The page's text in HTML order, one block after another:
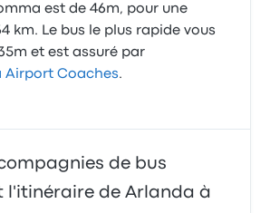
est de 46m, pour une
km. Le bus le plus rapide vous
et est assuré par
Airport Coaches.
de bus
l'itinéraire de Arlanda à